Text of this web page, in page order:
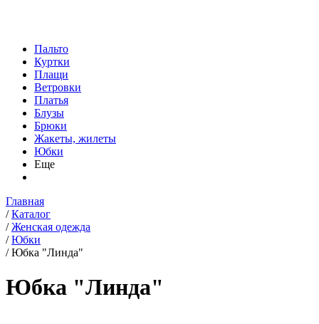
Пальто
Куртки
Плащи
Ветровки
Платья
Блузы
Брюки
Жакеты, жилеты
Юбки
Еще
Главная
/ Каталог
/ Женская одежда
/ Юбки
/ Юбка "Линда"
Юбка "Линда"